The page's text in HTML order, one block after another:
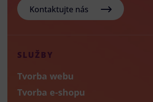
Kontaktujte nás
SLUŽBY
Tvorba webu
Tvorba e-shopu